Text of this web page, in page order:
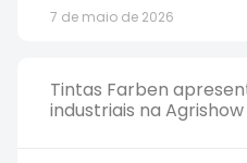
7 de maio de 2026
Tintas Farben
industriais na Agrishow